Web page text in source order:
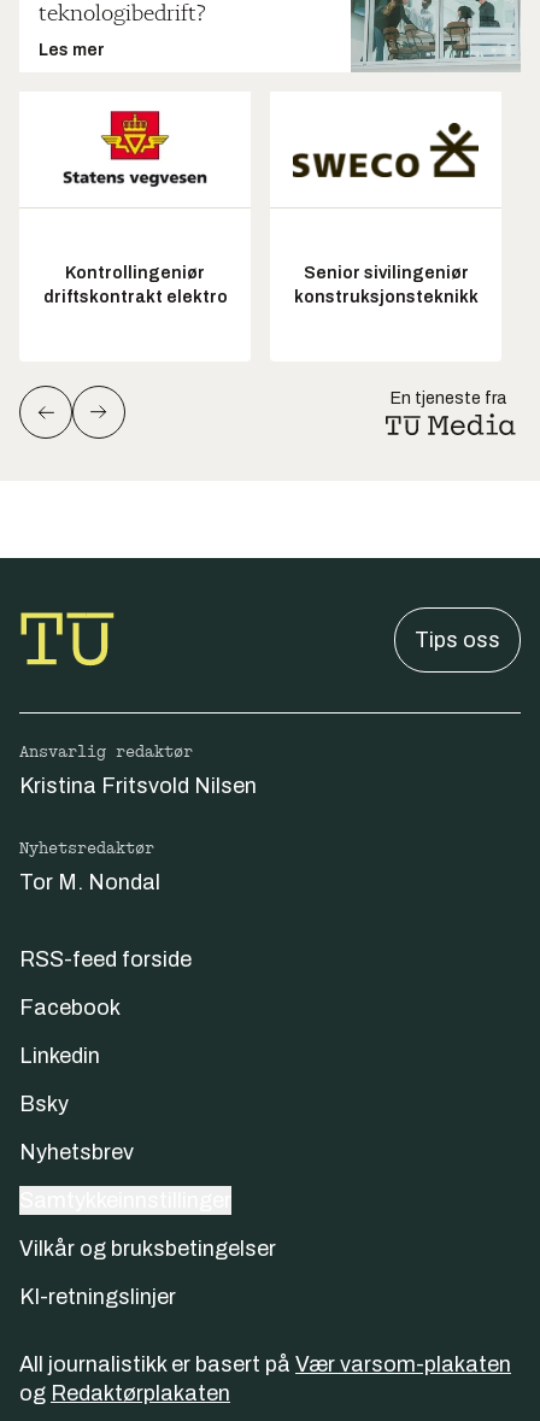
teknologibedrift?
Les mer
Kontrollingeniør
driftskontrakt elektro
Senior sivilingeniør
konstruksjonsteknikk
En tjeneste fra
Tips oss
Ansvarlig redaktør
Kristina Fritsvold Nilsen
Nyhetsredaktør
Tor M. Nondal
RSS-feed forside
Facebook
Linkedin
Bsky
Nyhetsbrev
Vilkår og bruksbetingelser
KI-retningslinjer
All journalistikk er basert på Vær varsom-plakaten
og Redaktørplakaten